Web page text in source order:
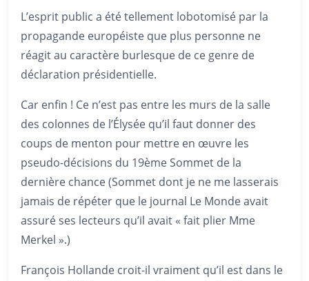
L’esprit public a été tellement lobotomisé par la
propagande européiste que plus personne ne
réagit au caractère burlesque de ce genre de
déclaration présidentielle.
Car enfin ! Ce n’est pas entre les murs de la salle
des colonnes de l’Élysée qu’il faut donner des
coups de menton pour mettre en œuvre les
pseudo-décisions du 19ème Sommet de la
dernière chance (Sommet dont je ne me lasserais
jamais de répéter que le journal Le Monde avait
assuré ses lecteurs qu’il avait « fait plier Mme
Merkel ».)
François Hollande croit-il vraiment qu’il est dans le